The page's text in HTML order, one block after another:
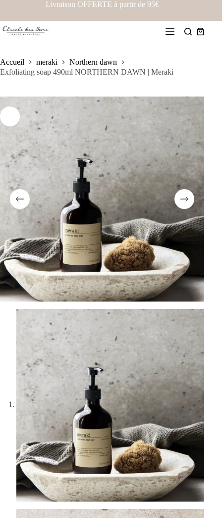
Livraison OFFERTE à partir de 95€
Accueil meraki
Northern dawn
Exfoliating soap 490ml NORTHERN DAWN | Meraki